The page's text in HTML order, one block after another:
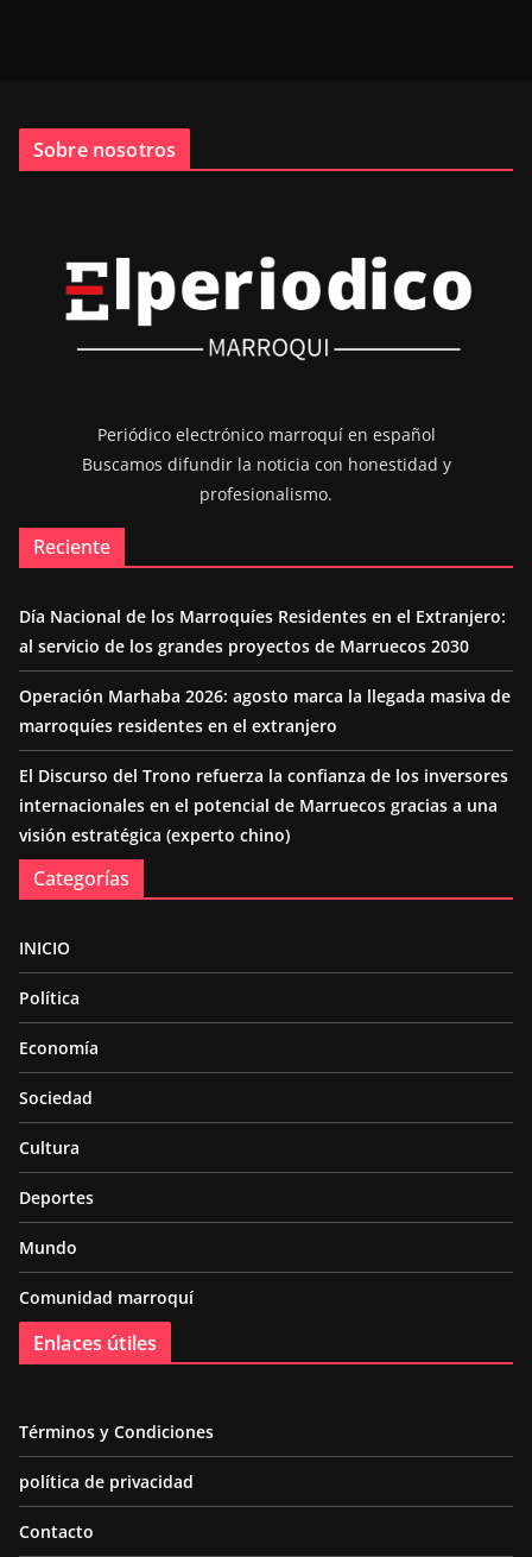
Sobre nosotros
Periódico electrónico marroquí en español
Buscamos difundir la noticia con honestidad y
profesionalismo.
Reciente
Día Nacional de los Marroquíes Residentes en el Extranjero:
al servicio de los grandes proyectos de Marruecos 2030
Operación Marhaba 2026: agosto marca la llegada masiva de
marroquíes residentes en el extranjero
El Discurso del Trono refuerza la confianza de los inversores
internacionales en el potencial de Marruecos gracias a una
visión estratégica (experto chino)
Categorías
INICIO
Política
Economía
Sociedad
Cultura
Deportes
Mundo
Comunidad marroquí
Enlaces útiles
Términos y Condiciones
política de privacidad
Contacto